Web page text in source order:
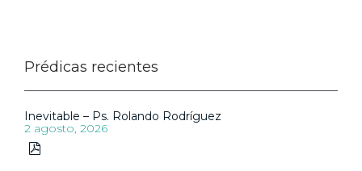
Prédicas recientes
Inevitable – Ps. Rolando Rodríguez
2 agosto, 2026
